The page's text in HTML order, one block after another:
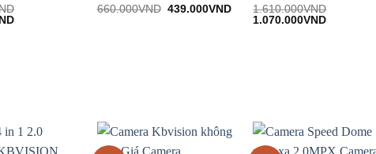
Giá
Được
660.000VND Giá
439.000VNDGiá
Được
đánh
1.610.000VND
Giá
1.070.000VNDGiá